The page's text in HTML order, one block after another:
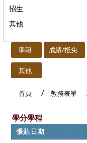
招生
其他
學籍 成績/抵免
其他
首頁 教務表單
學分學程
張貼日期